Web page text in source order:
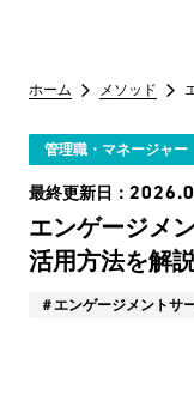
ホーム メソッド
管理職・マネージャー
最終更新日：
エンゲージメ
活用方法を解
エンゲージメントサ